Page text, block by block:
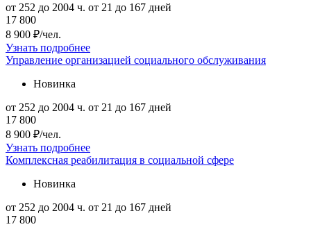
от 252 до 2004 ч. от 21 до 167 дней
17 800
8 900 ₽/чел.
Узнать подробнее
Управление организацией социального обслуживания
Новинка
от 252 до 2004 ч. от 21 до 167 дней
17 800
8 900 ₽/чел.
Узнать подробнее
Комплексная реабилитация в социальной сфере
Новинка
от 252 до 2004 ч. от 21 до 167 дней
17 800